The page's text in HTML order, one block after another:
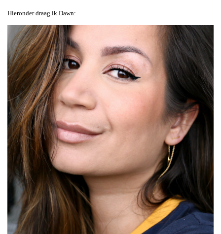
Hieronder draag ik Dawn: